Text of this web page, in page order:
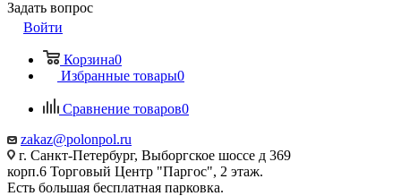
Задать вопрос
Войти
Корзина0
Избранные товары0
Сравнение товаров0
zakaz@polonpol.ru
г. Санкт-Петербург, Выборгское шоссе д 369
корп.6 Торговый Центр "Паргос", 2 этаж.
Есть большая бесплатная парковка.